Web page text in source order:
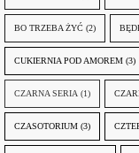
BO TRZEBA ŻYĆ (2)
CUKIERNIA POD AMOREM (3)
CZARNA SERIA (1)
CZASOTORIUM (3)